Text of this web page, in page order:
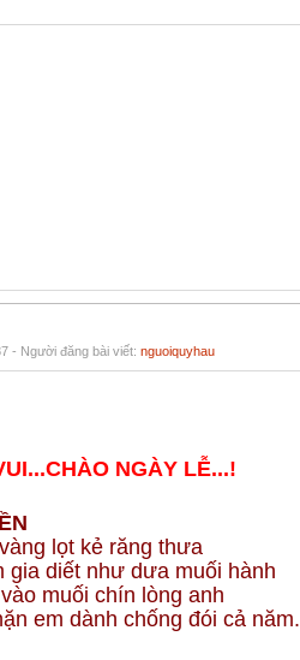
- Người đăng bài viết: nguoiquyhau
NGÀY LỄ...!
lọt kẻ răng thưa
gia diết như dưa muối hành
muối chín lòng anh
em dành chống đói cả năm.